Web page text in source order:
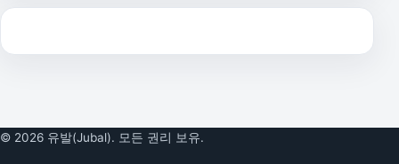
© 2026 유발(Jubal). 모든 권리 보유.